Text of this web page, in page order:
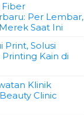
Fiber
Per Lembar,
Saat Ini
Print, Solusi
Kain di
Klinik
Clinic